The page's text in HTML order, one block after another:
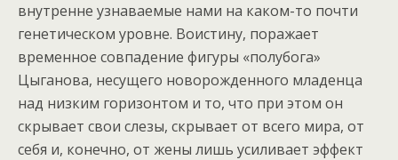
внутренне узнаваемые нами на каком-то почти
генетическом уровне. Воистину, поражает
временное совпадение фигуры «полубога»
Цыганова, несущего новорожденного младенца
над низким горизонтом и то, что при этом он
скрывает свои слезы, скрывает от всего мира, от
себя и, конечно, от жены лишь усиливает эффект